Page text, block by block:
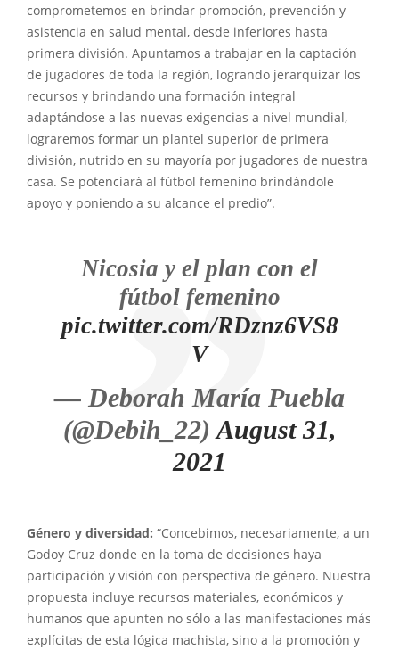
comprometemos en brindar promoción, prevención y
asistencia en salud mental, desde inferiores hasta
primera división. Apuntamos a trabajar en la captación
de jugadores de toda la región, logrando jerarquizar los
recursos y brindando una formación integral
adaptándose a las nuevas exigencias a nivel mundial,
lograremos formar un plantel superior de primera
división, nutrido en su mayoría por jugadores de nuestra
casa. Se potenciará al fútbol femenino brindándole
apoyo y poniendo a su alcance el predio”.
Nicosia y el plan con el
fútbol femenino
pic.twitter.com/RDznz6VS8
V
— Deborah María Puebla
(@Debih_22)August 31,
2021
Género y diversidad: “Concebimos, necesariamente, a un
Godoy Cruz donde en la toma de decisiones haya
participación y visión con perspectiva de género. Nuestra
propuesta incluye recursos materiales, económicos y
humanos que apunten no sólo a las manifestaciones más
explícitas de esta lógica machista, sino a la promoción y